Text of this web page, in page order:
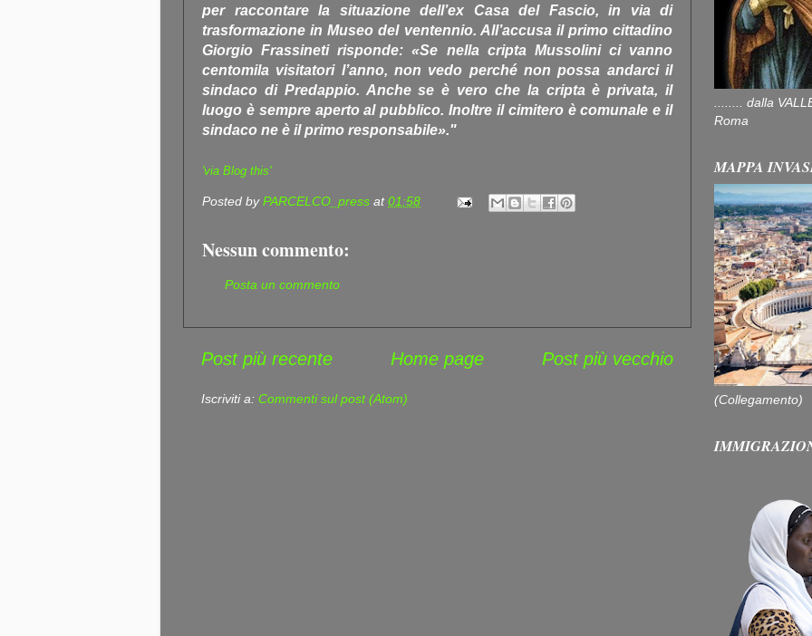
per raccontare la situazione dell’ex Casa del Fascio, in via di
trasformazione in Museo del ventennio. All’accusa il primo cittadino
Giorgio Frassineti risponde: «Se nella cripta Mussolini ci vanno
centomila visitatori l’anno, non vedo perché non possa andarci il
sindaco di Predappio. Anche se è vero che la cripta è privata, il
luogo è sempre aperto al pubblico. Inoltre il cimitero è comunale e il
sindaco ne è il primo responsabile»."
'via Blog this'
Posted byPARCELCO_press at01:58
Nessun commento:
Posta un commento
Post più recente Post più vecchio
Home page
Iscriviti a: Commenti sul post (Atom)
........ dalla
Roma
MAPPA
(Collegamento)